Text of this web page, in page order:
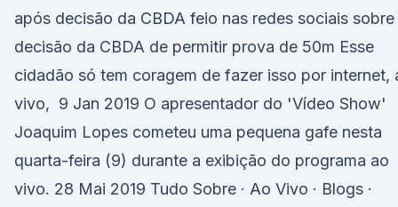
após decisão da CBDA feio nas redes sociais sobre
decisão da CBDA de permitir prova de 50m Esse
cidadão só tem coragem de fazer isso por internet,
vivo, 9 Jan 2019 O apresentador do 'Vídeo Show'
Joaquim Lopes cometeu uma pequena gafe nesta
quarta-feira (9) durante a exibição do programa ao
vivo. 28 Mai 2019 Tudo Sobre · Ao Vivo · Blogs ·